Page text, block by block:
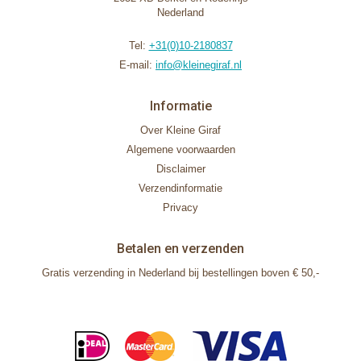
Nederland
Tel: +31(0)10-2180837
E-mail: info@kleinegiraf.nl
Informatie
Over Kleine Giraf
Algemene voorwaarden
Disclaimer
Verzendinformatie
Privacy
Betalen en verzenden
Gratis verzending in Nederland bij bestellingen boven € 50,-